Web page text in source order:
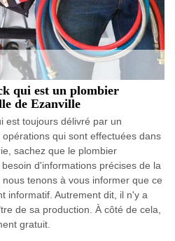
qui est un plombier
de Ezanville
est toujours délivré par un
qui sont effectuées dans
sachez que le plombier
d'informations précises de la
tenons à vous informer que ce
informatif. Autrement dit, il n'y a
de sa production. À côté de cela,
gratuit.